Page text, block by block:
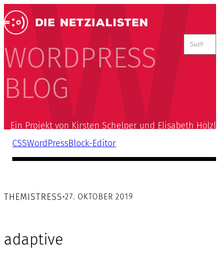
WORDPRESS
BLOG
nach:
Ein Projekt von Kirsten Schelper und Elisabeth Hölzl
CSSWordPressBlock-Editor
THEMISTRESS•27. OKTOBER 2019
adaptive